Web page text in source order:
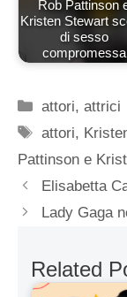
Rob Pattinson
Kristen Stewart
di sesso
compromessa
Categorie
attori,attrici
Tag
attori,
Pattinson e
Elisabetta
Lady Gaga
Related